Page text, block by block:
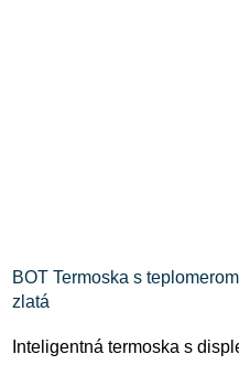
BOT Termoska s
zlatá
Inteligentná termoska s